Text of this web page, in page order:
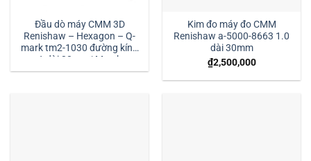
Đầu dò máy CMM 3D
Renishaw – Hexagon – Q-
mark tm2-1030 đường kính
1 dài 30mm:| Mstek
Technology
Kim đo máy đo CMM
Renishaw a-5000-8663 1.0
dài 30mm
₫2,500,000